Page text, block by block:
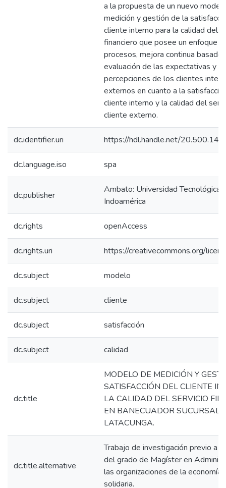
a la propuesta de un nuevo
medición y gestión de la
cliente interno para la calidad del
financiero que posee un enfoque
procesos, mejora continua basado
evaluación de las expectativas y
percepciones de los clientes
externos en cuanto a la
cliente interno y la calidad del
cliente externo.
dc.identifier.uri https://hdl.handle.net/
dc.language.iso spa
dc.publisher
Ambato: Universidad Tecnológica
Indoamérica
dc.rights openAccess
dc.rights.uri https://creativecommons.org/
dc.subject modelo
dc.subject cliente
dc.subject satisfacción
dc.subject calidad
dc.title
MODELO DE MEDICIÓN Y
SATISFACCIÓN DEL CLIENTE
LA CALIDAD DEL SERVICIO
EN BANECUADOR SUCURSAL
LATACUNGA.
dc.title.alternative
Trabajo de investigación previo a
del grado de Magíster en
las organizaciones de la economía
solidaria.